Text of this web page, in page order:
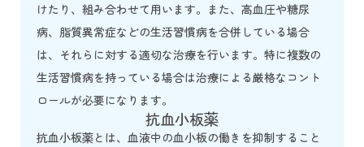
けたり、組み合わせて用います。また、高血圧や糖尿
病、脂質異常症などの生活習慣病を合併している場合
は、それらに対する適切な治療を行います。特に複数の
生活習慣病を持っている場合は治療による厳格なコント
ロールが必要になります。
抗血小板薬
抗血小板薬とは、血液中の血小板の働きを抑制すること